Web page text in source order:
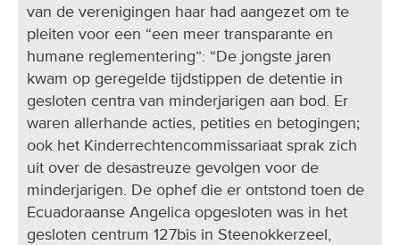
van de verenigingen haar had aangezet om te
pleiten voor een “een meer transparante en
humane reglementering”: “De jongste jaren
kwam op geregelde tijdstippen de detentie in
gesloten centra van minderjarigen aan bod. Er
waren allerhande acties, petities en betogingen;
ook het Kinderrechtencommissariaat sprak zich
uit over de desastreuze gevolgen voor de
minderjarigen. De ophef die er ontstond toen de
Ecuadoraanse Angelica opgesloten was in het
gesloten centrum 127bis in Steenokkerzeel,